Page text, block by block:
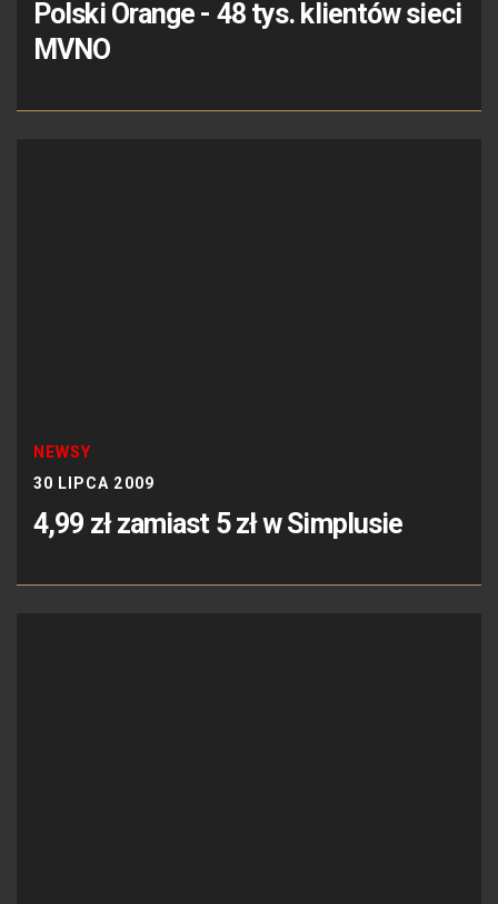
Polski Orange - 48 tys. klientów sieci
MVNO
NEWSY
30 LIPCA 2009
4,99 zł zamiast 5 zł w Simplusie